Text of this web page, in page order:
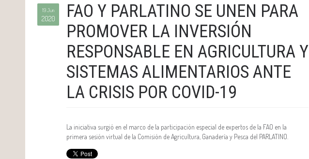
19 Jun
2020
FAO Y PARLATINO SE UNEN PARA
PROMOVER LA INVERSIÓN
RESPONSABLE EN AGRICULTURA Y
SISTEMAS ALIMENTARIOS ANTE
LA CRISIS POR COVID-19
La iniciativa surgió en el marco de la participación especial de expertos de la FAO en la
primera sesión virtual de la Comisión de Agricultura, Ganadería y Pesca del PARLATINO.